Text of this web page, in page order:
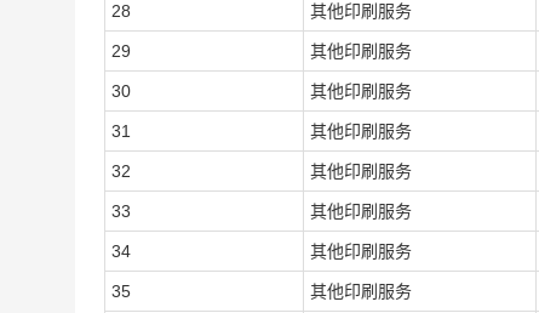
28 其他印刷服务
29 其他印刷服务
30 其他印刷服务
31 其他印刷服务
32 其他印刷服务
33 其他印刷服务
34 其他印刷服务
35 其他印刷服务